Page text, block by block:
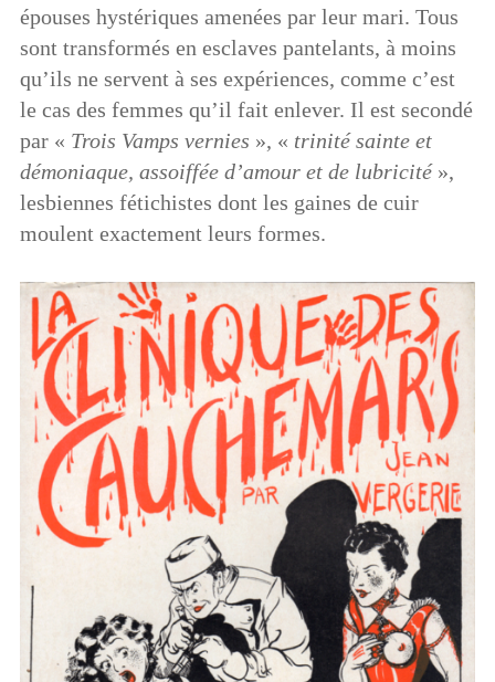
épouses hystériques amenées par leur mari. Tous
sont transformés en esclaves pantelants, à moins
qu’ils ne servent à ses expériences, comme c’est
le cas des femmes qu’il fait enlever. Il est secondé
par « Trois Vamps vernies », « trinité sainte et
démoniaque, assoiffée d’amour et de lubricité»,
lesbiennes fétichistes dont les gaines de cuir
moulent exactement leurs formes.